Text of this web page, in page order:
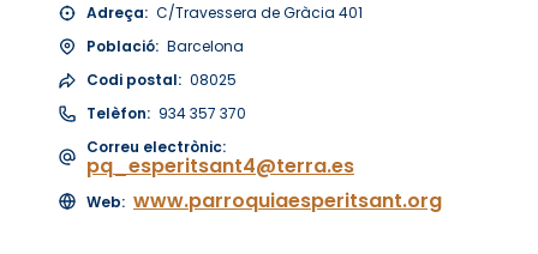
Adreça: C/Travessera de Gràcia 401
Població: Barcelona
Codi postal: 08025
Telèfon: 934 357 370
Correu electrònic:
pq_esperitsant4@terra.es
Web: www.parroquiaesperitsant.org